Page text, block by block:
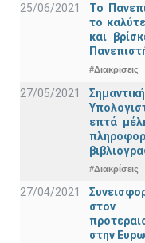
25/06/2021
Το
το
και
#Διακρίσεις
27/05/2021
επτά
#Διακρίσεις
27/04/2021
στον
στην